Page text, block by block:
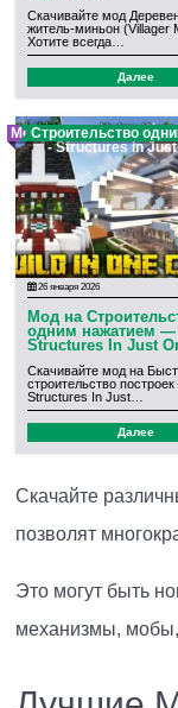
Скачивайте мод
житель-миньон (Villager
Хотите всегда…
Далее
МодСтроительство
- Structures In
26 января 2026
Мод на
одним нажатием —
Structures In Just
Скачивайте мод на
строительство
Structures In Just…
Далее
Скачайте
позволят
Это могут быть
механизмы,